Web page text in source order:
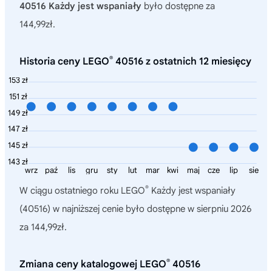
40516 Każdy jest wspaniały było dostępne za
144,99zł.
Historia ceny LEGO® 40516 z ostatnich 12 miesięcy
153 zł
151 zł
149 zł
147 zł
145 zł
143 zł
sie
lip
cze
maj
kwi
mar
lut
sty
gru
lis
paź
wrz
W ciągu ostatniego roku LEGO® Każdy jest wspaniały
(40516) w najniższej cenie było dostępne w sierpniu 2026
za 144,99zł.
Zmiana ceny katalogowej LEGO® 40516